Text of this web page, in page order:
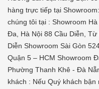
hàng trực tiếp tại
chúng tôi tại : Showroom
Đa, Hà Nội 88 Cầu Diễn,
Diễn Showroom Sài Gòn
Quận 5 – HCM Showroom
Phường Thanh Khê - Đà
khách : Nếu Quý khách